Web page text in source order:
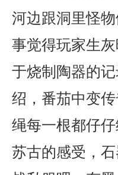
河边跟洞里怪
事觉得玩家生
于烧制陶器的
绍，番茄中变
绳每一根都仔
苏古的感受，